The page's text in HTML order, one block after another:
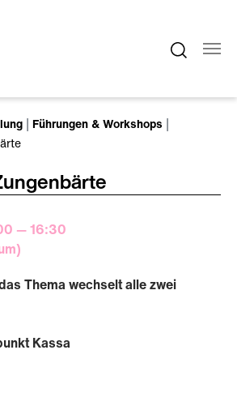
Führungen & Workshops
— 16:30
Thema wechselt alle zwei
Kassa